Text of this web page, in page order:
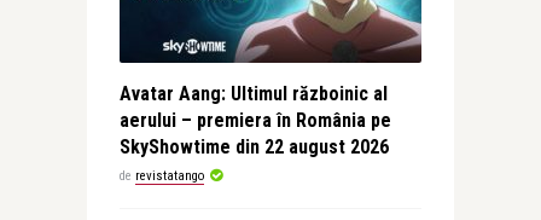
Avatar Aang: Ultimul războinic al
aerului – premiera în România pe
SkyShowtime din 22 august 2026
de revistatango